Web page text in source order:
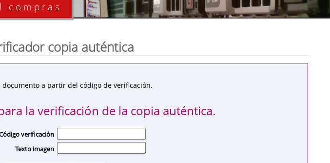
compras
copia auténtica
a partir del código de verificación.
la verificación de la copia auténtica.
verificación
Texto imagen